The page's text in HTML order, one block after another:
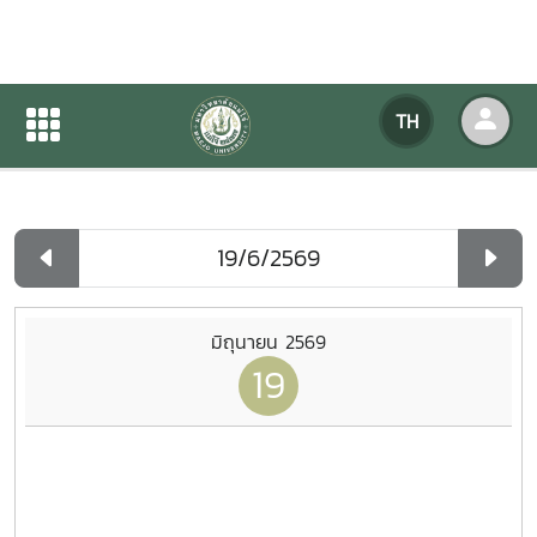
TH
ปฏิทินกิจกรรมของหน่วยงาน
ปฏิทินกิจกรรมของหน่วยงาน
มิถุนายน 2569
19